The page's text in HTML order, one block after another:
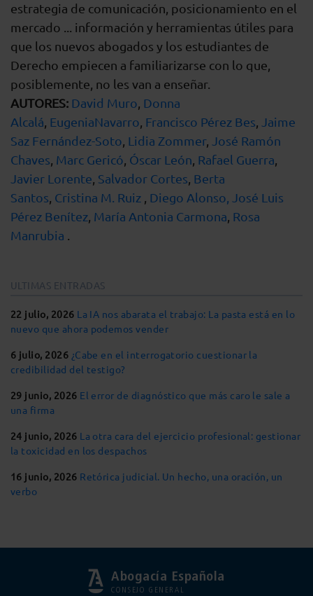
estrategia de comunicación, posicionamiento en el
mercado ... información y herramientas útiles para
que los nuevos abogados y los estudiantes de
Derecho empiecen a familiarizarse con lo que,
posiblemente, no les van a enseñar.
AUTORES: David Muro Donna
Alcalá EugeniaNavarro Francisco Pérez Bes
Jaime
Saz Fernández-Soto Lidia Zommer, José Ramón
Chaves Marc Gericó Óscar León Rafael Guerra
Javier Lorente Salvador Cortes Berta
Santos Cristina M. Ruiz Diego Alonso,
José Luis
Pérez Benítez María Antonia Carmona Rosa
Manrubia
ULTIMAS ENTRADAS
22 julio, 2026 La IA nos abarata el trabajo: La pasta está en lo
nuevo que ahora podemos vender
6 julio, 2026 ¿Cabe en el interrogatorio cuestionar la
credibilidad del testigo?
29 junio, 2026 El error de diagnóstico que más caro le sale a
una firma
24 junio, 2026 La otra cara del ejercicio profesional: gestionar
la toxicidad en los despachos
16 junio, 2026 Retórica judicial. Un hecho, una oración, un
verbo
Abogacía Española
CONSEJO GENERAL